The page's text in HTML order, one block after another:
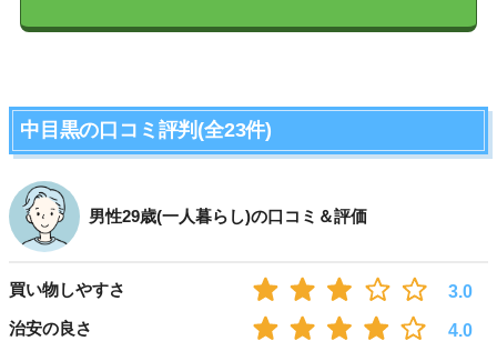
中目黒の口コミ評判(全23件)
男性29歳(一人暮らし)の口コミ＆評価
買い物しやすさ
3.0
治安の良さ
4.0